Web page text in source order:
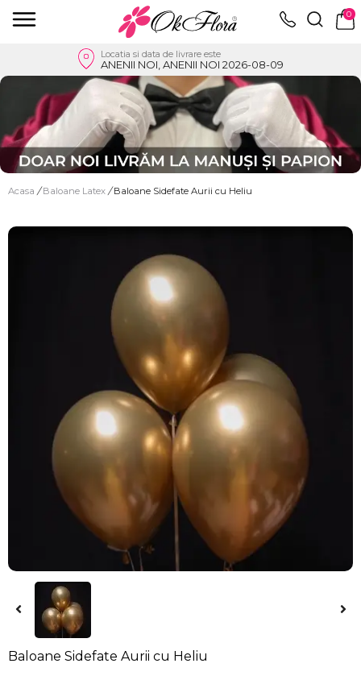
0
Locatia si data de livrare este
ANENII NOI, ANENII NOI 2026-08-09
Acasa / Baloane Latex / Baloane Sidefate Aurii cu Heliu
Baloane Sidefate Aurii cu Heliu